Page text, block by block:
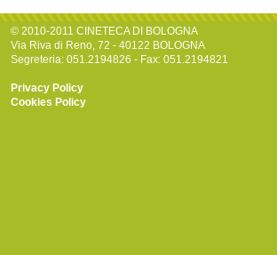
© 2010-2011 CINETECA DI BOLOGNA
Via Riva di Reno, 72 - 40122 BOLOGNA
Segreteria: 051.2194826 - Fax: 051.2194821
Privacy Policy
Cookies Policy